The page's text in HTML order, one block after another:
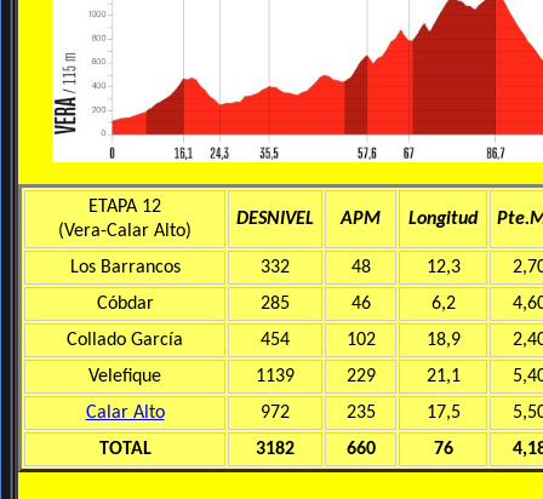
ETAPA 12
(Vera-Calar Alto)
DESNIVEL APM Longitud
Los Barrancos 332 48 12,3
Cóbdar
285 46 6,2
Collado García
454 102 18,9
Velefique
1139 229 21,1
Calar Alto
972 235 17,5
TOTAL
3182 660 76